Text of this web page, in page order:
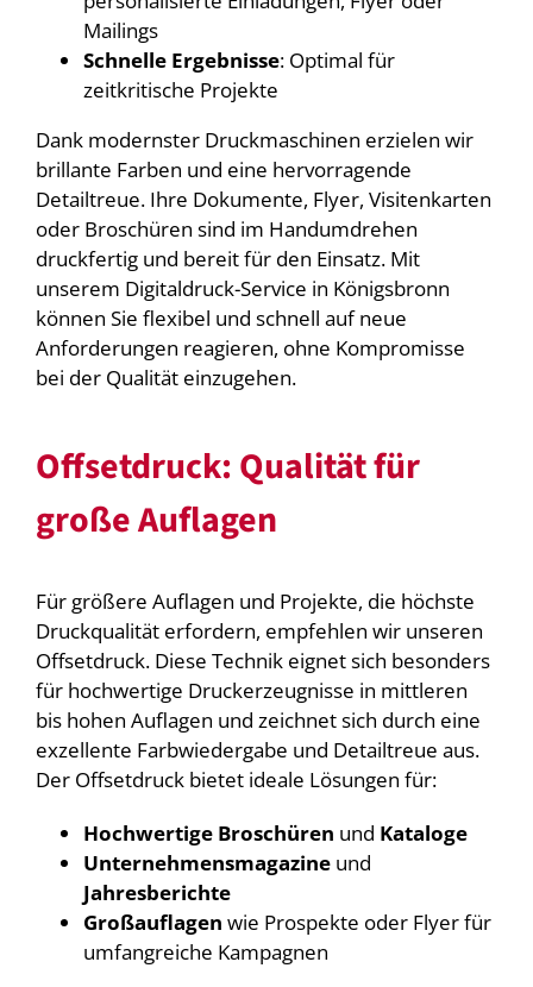
Mailings
Schnelle Ergebnisse: Optimal für
zeitkritische Projekte
Dank modernster Druckmaschinen erzielen wir
brillante Farben und eine hervorragende
Detailtreue. Ihre Dokumente, Flyer, Visitenkarten
oder Broschüren sind im Handumdrehen
druckfertig und bereit für den Einsatz. Mit
unserem Digitaldruck-Service in Königsbronn
können Sie flexibel und schnell auf neue
Anforderungen reagieren, ohne Kompromisse
bei der Qualität einzugehen.
Offsetdruck: Qualität für
große Auflagen
Für größere Auflagen und Projekte, die höchste
Druckqualität erfordern, empfehlen wir unseren
Offsetdruck. Diese Technik eignet sich besonders
für hochwertige Druckerzeugnisse in mittleren
bis hohen Auflagen und zeichnet sich durch eine
exzellente Farbwiedergabe und Detailtreue aus.
Der Offsetdruck bietet ideale Lösungen für:
Hochwertige Broschüren und Kataloge
Unternehmensmagazineund
Jahresberichte
Großauflagen wie Prospekte oder Flyer für
umfangreiche Kampagnen